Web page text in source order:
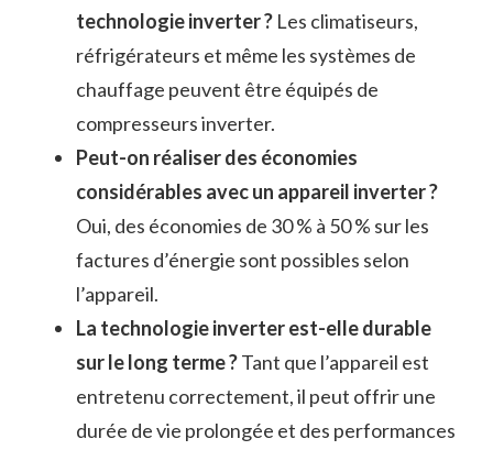
technologie inverter ? Les climatiseurs,
réfrigérateurs et même les systèmes de
chauffage peuvent être équipés de
compresseurs inverter.
Peut-on réaliser des économies
considérables avec un appareil inverter ?
Oui, des économies de 30 % à 50 % sur les
factures d’énergie sont possibles selon
l’appareil.
La technologie inverter est-elle durable
sur le long terme ?Tant que l’appareil est
entretenu correctement, il peut offrir une
durée de vie prolongée et des performances